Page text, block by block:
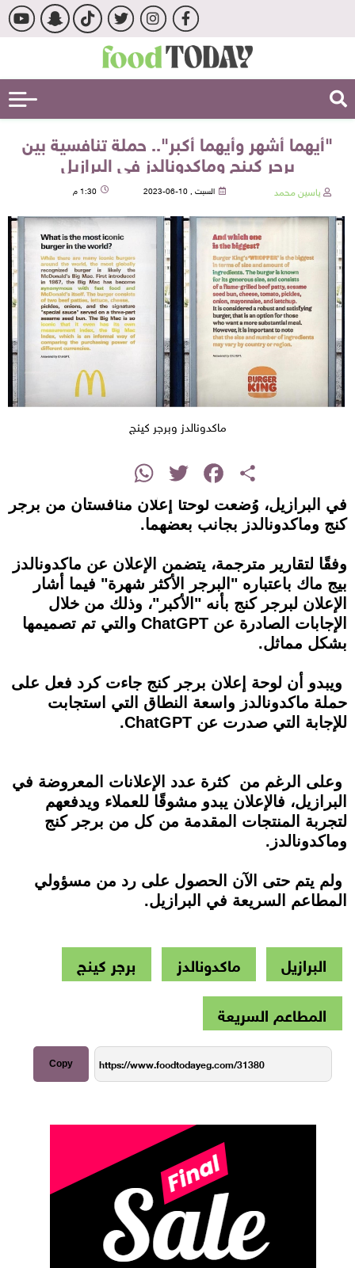
"أيهما أشهر وأيهما أكبر".. حملة تنافسية بين
برجر كينج وماكدونالدز في البرازيل
ياسين محمد السبت , 10-06-2023 1:30 م
ماكدونالدز وبرجر كينج
Share
Facebook
Twitter
WhatsApp
في البرازيل، وُضعت لوحتا إعلان منافستان من برجر
كنج وماكدونالدز بجانب بعضهما.
وفقًا لتقارير مترجمة، يتضمن الإعلان عن ماكدونالدز
بيج ماك باعتباره "البرجر الأكثر شهرة" فيما أشار
الإعلان لبرجر كنج بأنه "الأكبر"، وذلك من خلال
الإجابات الصادرة عن ChatGPT والتي تم تصميمها
بشكل مماثل.
ويبدو أن لوحة إعلان برجر كنج جاءت كرد فعل على
حملة ماكدونالدز واسعة النطاق التي استجابت
للإجابة التي صدرت عن ChatGPT.
وعلى الرغم من كثرة عدد الإعلانات المعروضة في
البرازيل، فالإعلان يبدو مشوقًا للعملاء ويدفعهم
لتجربة المنتجات المقدمة من كل من برجر كنج
وماكدونالدز.
ولم يتم حتى الآن الحصول على رد من مسؤولي
المطاعم السريعة في البرازيل.
البرازيل ماكدونالدز
برجر كينج
المطاعم السريعة
Copy